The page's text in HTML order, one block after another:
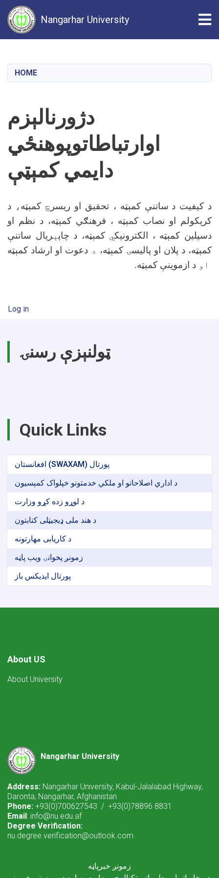
content
Nangarhar University
HOME
دژورنالېزم
اوارتباطاتوپوهنځي
دايمي کمېټې
د کیفیت د ساتنې کمېټه ، تحقیق او ریسر چ کمېټه،
د
کریکولم او نصاب کمېټه ، فرهنګي کمېټه، د نظم او
دسپلین کمېټه ، ‏الکترونیکي کمېټه، د چاپېریال ساتنې
کمېټه، د پلان او پالیسۍ کمېټه، د دعوت او ارشاد کمېټه
او د ازموینې کمېټه.‏
User account menu
Log in
ټولنېزې رسنۍ
Quick Links
افغانستان (SWAXAM) پورتال
د اداري اصلاحاتو او ملکي خدمتونو خپلواک کمېسیون
د لوړو زده کړو وزارت
د هند ملی ډیجیټلی کتابتون
د کاریابی مهارتونه
زمونږ پخوانۍ ویب پاڼه
پورتال ایدیکس باز
About US
About University
Nangarhar University
Address: Nangarhar University, Kabul-Jalalabad Highway,
Daronta, Nangarhar, Afghanistan
Phone: +93(0)700627543 / +93(0)78896 8831
Email: info@nu.edu.af
Degree Verification:
nu.degree.verification@outlook.com
زمونږ خبرپاڼه